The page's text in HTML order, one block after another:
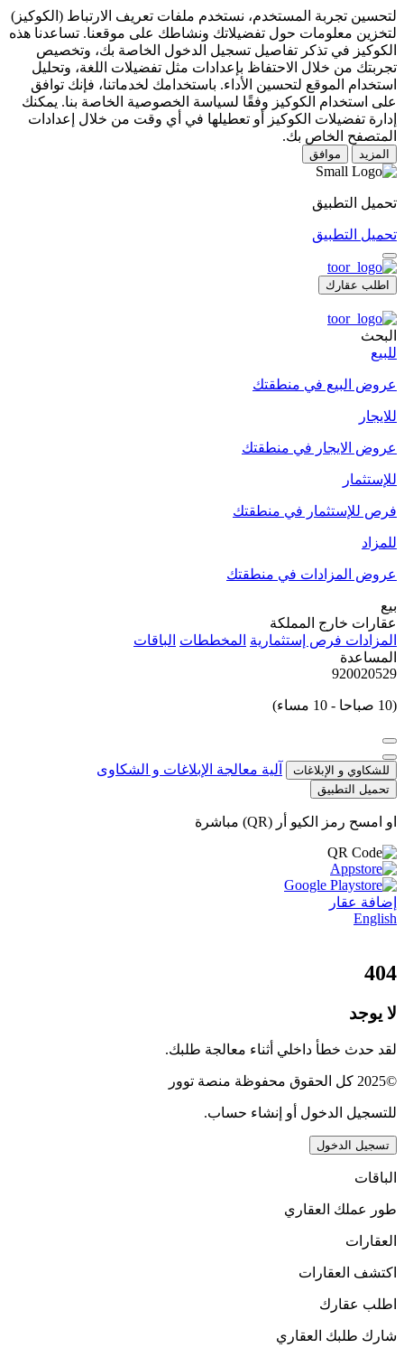
لتحسين تجربة المستخدم، نستخدم ملفات تعريف الارتباط (الكوكيز)
لتخزين معلومات حول تفضيلاتك ونشاطك على موقعنا. تساعدنا هذه
الكوكيز في تذكر تفاصيل تسجيل الدخول الخاصة بك، وتخصيص
تجربتك من خلال الاحتفاظ بإعدادات مثل تفضيلات اللغة، وتحليل
استخدام الموقع لتحسين الأداء. باستخدامك لخدماتنا، فإنك توافق
على استخدام الكوكيز وفقًا لسياسة الخصوصية الخاصة بنا. يمكنك
إدارة تفضيلات الكوكيز أو تعطيلها في أي وقت من خلال إعدادات
المتصفح الخاص بك.
المزيد موافق
تحميل التطبيق
تحميل التطبيق
اطلب عقارك
البحث
للبيع
عروض البيع في منطقتك
للايجار
عروض الايجار في منطقتك
للإستثمار
فرص للإستثمار في منطقتك
للمزاد
عروض المزادات في منطقتك
بيع
عقارات خارج المملكة
المزادات فرص إستثمارية المخططات الباقات
المساعدة
920020529
(10 صباحا - 10 مساء)
للشكاوي و الإبلاغات آلية معالجة الإبلاغات و الشكاوى
تحميل التطبيق
او امسح رمز الكيو أر (QR) مباشرة
إضافة عقار
English
404
لا يوجد
لقد حدث خطأ داخلي أثناء معالجة طلبك.
©2025 كل الحقوق محفوظة منصة توور
للتسجيل الدخول أو إنشاء حساب.
تسجيل الدخول
الباقات
طور عملك العقاري
العقارات
اكتشف العقارات
اطلب عقارك
شارك طلبك العقاري